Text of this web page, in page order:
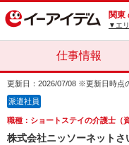
関東
▼エ
仕事情報
更新日：2026/07/08 ※更新日時点
派遣社員
職種：ショートステイの介護士（
株式会社ニッソーネット